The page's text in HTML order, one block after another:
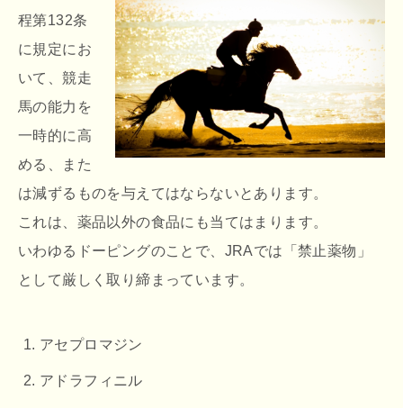
程第132条
に規定にお
いて、競走
馬の能力を
一時的に高
める、また
は減ずるものを与えてはならないとあります。
これは、薬品以外の食品にも当てはまります。
いわゆるドーピングのことで、JRAでは「禁止薬物」
として厳しく取り締まっています。
アセプロマジン
アドラフィニル